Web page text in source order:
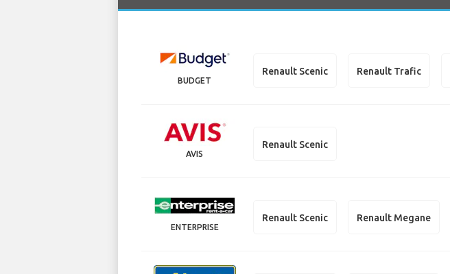
BUDGET
Renault Scenic Renault Trafic
AVIS
Renault Scenic
ENTERPRISE
Renault Scenic Renault Megane